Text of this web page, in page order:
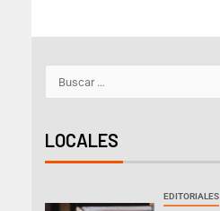
LOCALES
EDITORIALES